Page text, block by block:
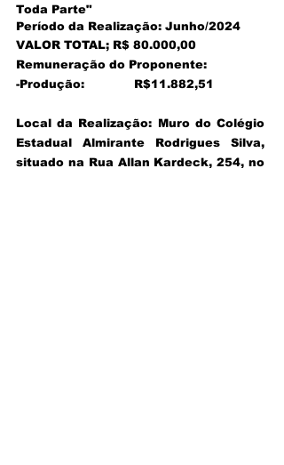
Toda Parte"
Período da Realização: Junho/2024
VALOR TOTAL; R$ 80.000,00
Remuneração do Proponente:
-Produção: R$11.882,51
Local da Realização: Muro do Colégio
Estadual Almirante Rodrigues Silva,
situado na Rua Allan Kardeck, 254, no